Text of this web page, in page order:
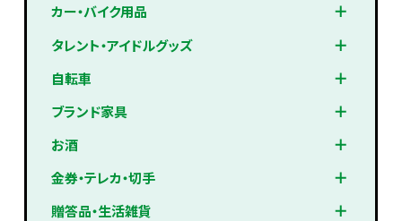
カー・バイク用品
タレント・アイドルグッズ
自転車
ブランド家具
お酒
金券・テレカ・切手
贈答品・生活雑貨